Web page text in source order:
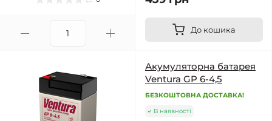
До кошика
Акумуляторна батарея
Ventura GP 6-4,5
БЕЗКОШТОВНА ДОСТАВКА!
В наявності